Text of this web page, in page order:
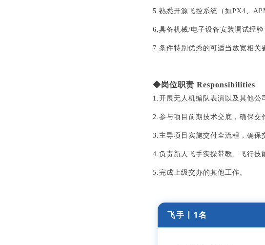
5.熟悉开源飞控系统（如PX4、
6.具备机械/电子设备安装调试经验
7.条件特别优秀的可适当放宽相关
◆岗位职责 Responsibilities
1.开展无人机编队表演以及其他公
2.参与项目前期技术交底，确保交
3.主导项目实施交付全流程，确保
4.负责新人飞手实操带教、飞行技
5.完成上级交办的其他工作。
飞手 1名